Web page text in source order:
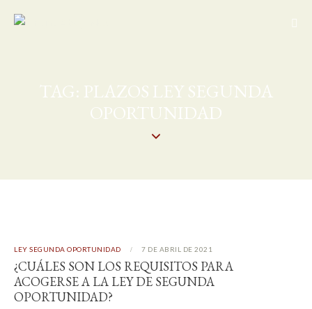
TAG: PLAZOS LEY SEGUNDA
OPORTUNIDAD
LEY SEGUNDA OPORTUNIDAD 7 DE ABRIL DE 2021
¿CUÁLES SON LOS REQUISITOS PARA
ACOGERSE A LA LEY DE SEGUNDA
OPORTUNIDAD?